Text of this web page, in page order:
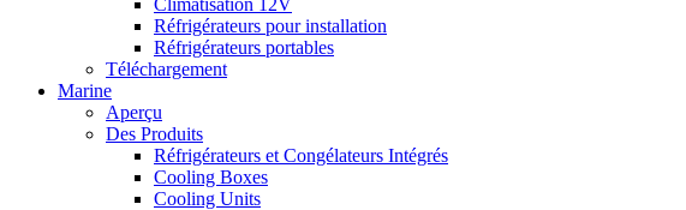
Réfrigérateurs pour installation
Réfrigérateurs portables
Téléchargement
Marine
Aperçu
Des Produits
Réfrigérateurs et Congélateurs Intégrés
Cooling Boxes
Cooling Units